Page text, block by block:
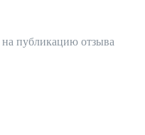
на публикацию отзыва